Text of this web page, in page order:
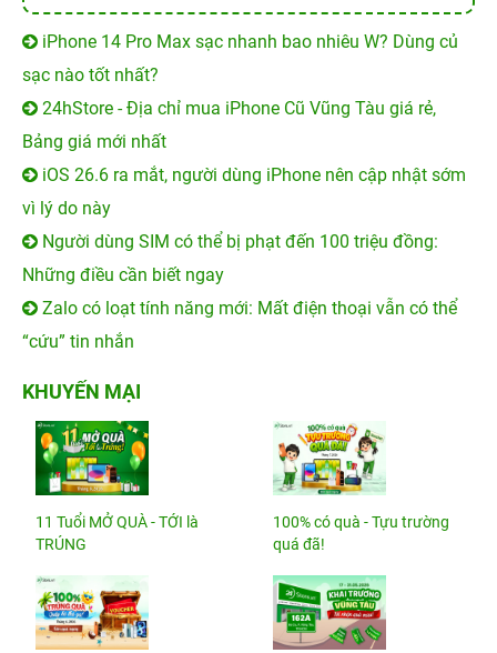
iPhone 14 Pro Max sạc nhanh bao nhiêu W? Dùng củ
sạc nào tốt nhất?
24hStore - Địa chỉ mua iPhone Cũ Vũng Tàu giá rẻ,
Bảng giá mới nhất
iOS 26.6 ra mắt, người dùng iPhone nên cập nhật sớm
vì lý do này
Người dùng SIM có thể bị phạt đến 100 triệu đồng:
Những điều cần biết ngay
Zalo có loạt tính năng mới: Mất điện thoại vẫn có thể
“cứu” tin nhắn
KHUYẾN MẠI
11 Tuổi MỞ QUÀ - TỚI là
TRÚNG
100% có quà - Tựu trường
quá đã!